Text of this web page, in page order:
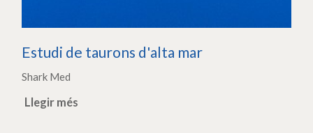
Estudi de taurons d'alta mar
Shark Med
Llegir més